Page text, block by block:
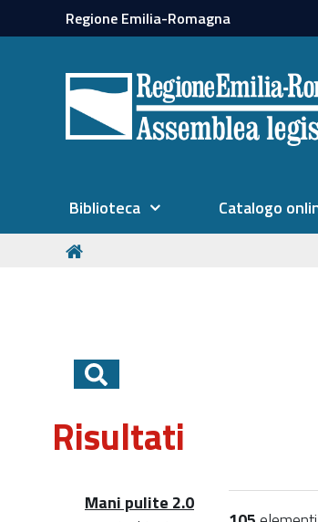
Regione Emilia-Romagna
Biblioteca Catalogo
Risultati
Mani pulite 2.0